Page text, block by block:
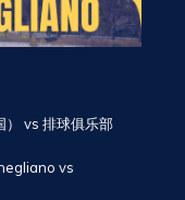
vs 排球俱乐部
vs